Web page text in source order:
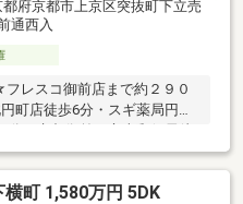
都府京都市上京区突抜町下立売
通西入
レスコ御前店まで約２９０
町店徒歩6分・スギ薬局円町
分・京都御前下立売郵便局徒
町 1,580万円 5DK